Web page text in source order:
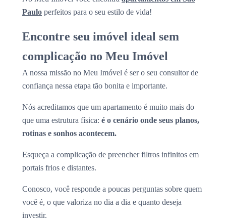
Paulo perfeitos para o seu estilo de vida!
Encontre seu imóvel ideal sem
complicação no Meu Imóvel
A nossa missão no Meu Imóvel é ser o seu consultor de
confiança nessa etapa tão bonita e importante.
Nós acreditamos que um apartamento é muito mais do
que uma estrutura física: é o cenário onde seus planos,
rotinas e sonhos acontecem.
Esqueça a complicação de preencher filtros infinitos em
portais frios e distantes.
Conosco, você responde a poucas perguntas sobre quem
você é, o que valoriza no dia a dia e quanto deseja
investir.